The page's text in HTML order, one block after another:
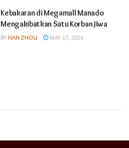
Kebakaran di Megamall Manado
Mengakibatkan Satu Korban Jiwa
BY HAN ZHOU MAY 17, 2026